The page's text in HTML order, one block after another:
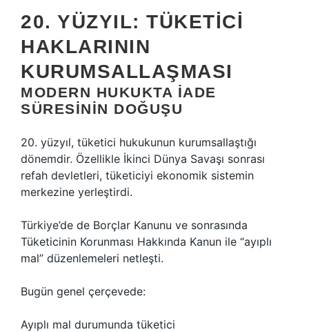
20. YÜZYIL: TÜKETICI
HAKLARININ
KURUMSALLAŞMASI
MODERN HUKUKTA IADE
SÜRESININ DOĞUŞU
20. yüzyıl, tüketici hukukunun kurumsallaştığı
dönemdir. Özellikle İkinci Dünya Savaşı sonrası
refah devletleri, tüketiciyi ekonomik sistemin
merkezine yerleştirdi.
Türkiye’de de Borçlar Kanunu ve sonrasında
Tüketicinin Korunması Hakkında Kanun ile “ayıplı
mal” düzenlemeleri netleşti.
Bugün genel çerçevede:
Ayıplı mal durumunda tüketici